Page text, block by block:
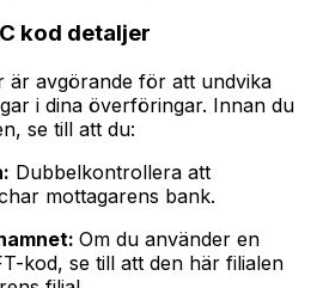
kod detaljer
är avgörande för att undvika
i dina överföringar. Innan du
se till att du:
Dubbelkontrollera att
mottagarens bank.
Om du använder en
kod, se till att den här filialen